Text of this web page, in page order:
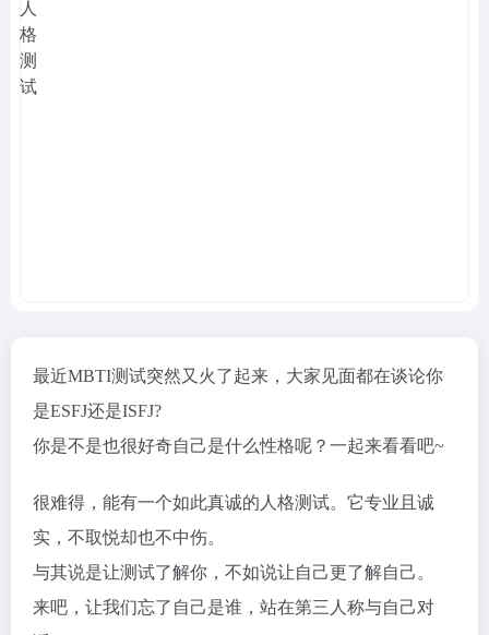
最近MBTI测试突然又火了起来，大家见面都在谈论你
是ESFJ还是ISFJ?
你是不是也很好奇自己是什么性格呢？一起来看看吧~
很难得，能有一个如此真诚的人格测试。它专业且诚
实，不取悦却也不中伤。
与其说是让测试了解你，不如说让自己更了解自己。
来吧，让我们忘了自己是谁，站在第三人称与自己对